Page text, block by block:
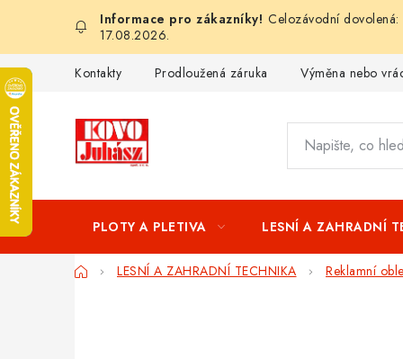
obsah
Celozávodní
17.08.2026.
Kontakty Prodloužená záruka Výměna nebo
PLOTY A PLETIVA LESNÍ A ZAHRADNÍ
DomůLESNÍ A ZAHRADNÍ TECHNIKA Reklamní